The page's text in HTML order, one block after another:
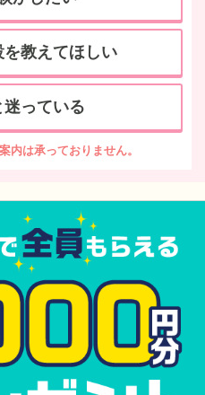
教えてほしい
っている
内は承っておりません。